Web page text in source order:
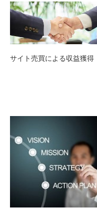
サイト売買による収益獲得